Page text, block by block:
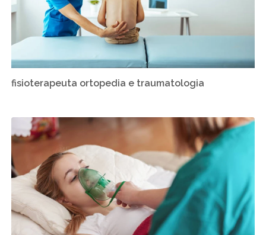
fisioterapeuta ortopedia e traumatologia